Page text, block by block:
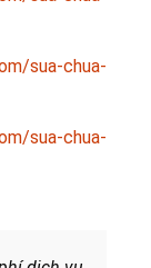
sua-chua-
sua-chua-